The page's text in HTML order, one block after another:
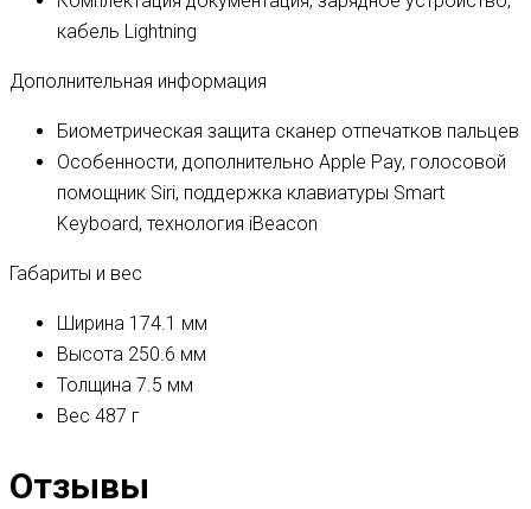
кабель Lightning
Дополнительная информация
Биометрическая защита сканер отпечатков пальцев
Особенности, дополнительно Apple Pay, голосовой
помощник Siri, поддержка клавиатуры Smart
Keyboard, технология iBeacon
Габариты и вес
Ширина 174.1 мм
Высота 250.6 мм
Толщина 7.5 мм
Вес 487 г
Отзывы